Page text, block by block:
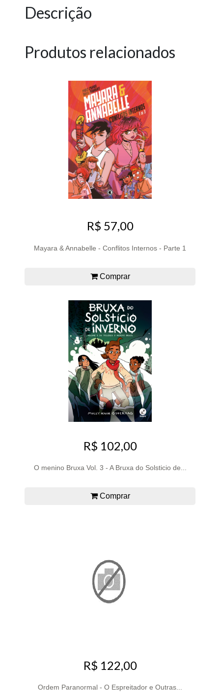
Descrição
Produtos relacionados
R$ 57,00
Mayara & Annabelle - Conflitos Internos - Parte 1
Comprar
R$ 102,00
O menino Bruxa Vol. 3 - A Bruxa do Solsticio de...
Comprar
R$ 122,00
Ordem Paranormal - O Espreitador e Outras...